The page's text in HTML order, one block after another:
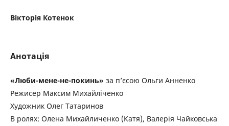
Вікторія Котенок
Анотація
«Люби-мене-не-покинь» за п’єсою Ольги Анненко
Режисер Максим Михайліченко
Художник Олег Татаринов
В ролях: Олена Михайличенко (Катя), Валерія Чайковська